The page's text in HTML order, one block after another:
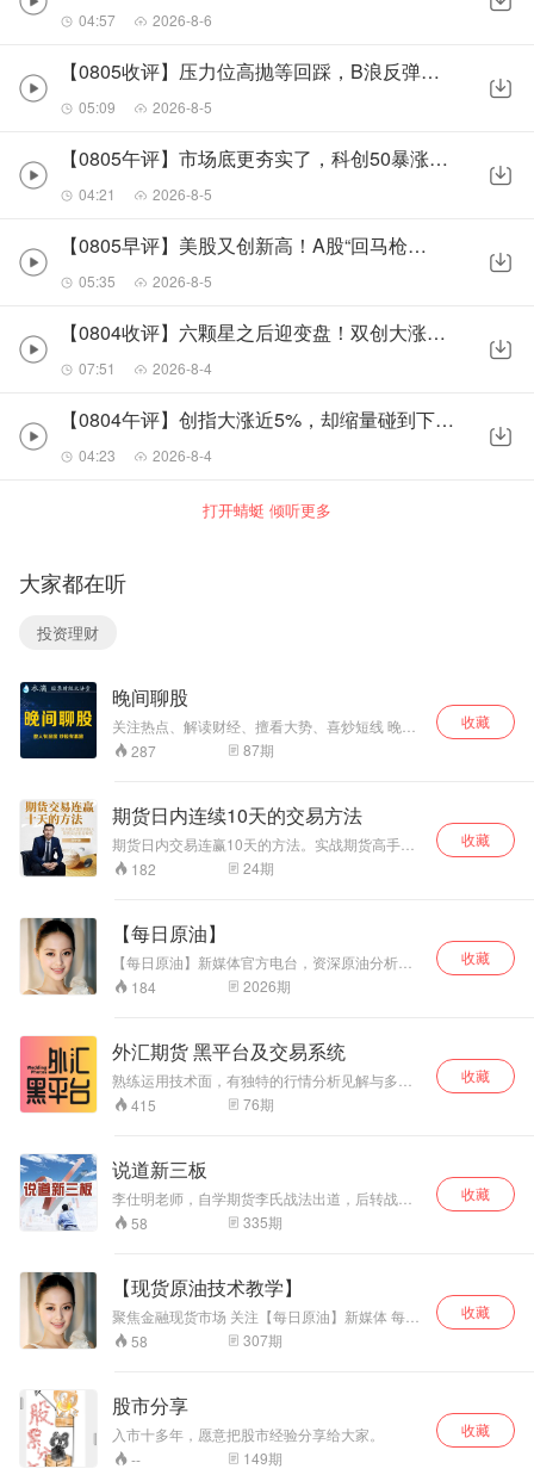
04:57 2026-8-6
【0805收评】压力位高抛等回踩，B浪反弹的时间和空间都还没走完
05:09 2026-8-5
【0805午评】市场底更夯实了，科创50暴涨5%，半导体接棒领涨
04:21 2026-8-5
【0805早评】美股又创新高！A股“回马枪”已到位
05:35 2026-8-5
【0804收评】六颗星之后迎变盘！双创大涨，科技王者归来！
07:51 2026-8-4
【0804午评】创指大涨近5%，却缩量碰到下降压力线！
04:23 2026-8-4
打开蜻蜓 倾听更多
大家都在听
投资理财
晚间聊股
关注热点、解读财经、擅看大势、喜炒短线 晚间
聊股，每日更新，做人有深度，炒股有套路，晚
间聊股，每天教你炒股，每天十分钟，炒股更轻
287 87期
收藏
期货日内连续10天的交易方法
期货日内交易连赢10天的方法。实战期货高手实
战分享，简单易学的期货操盘术。日内交易技
巧。
182 24期
收藏
【每日原油】
【每日原油】新媒体官方电台，资深原油分析师
官方唯一指导Q：2332844304
184 2026期
收藏
外汇期货 黑平台及交易系统
熟练运用技术面，有独特的行情分析见解与多年
实战操盘经验，以技术分析为主，基本面为辅，
结合国际市场走势，多周期操作策略为主打，分
健的收益为基本目标，顺势操作，稳健为主！
415 76期
收藏
说道新三板
李仕明老师，自学期货李氏战法出道，后转战现
货投资行业。有其对行情独到的见解和投资盈利
模式。大家可以在节目中得到他的技术指点和精
需要诊断和指导行情的投资者可以添加上方号
58 335期
收藏
【现货原油技术教学】
聚焦金融现货市场 关注【每日原油】新媒体 每天
为您带来最新的原油资讯、操作建议、交易技巧
官方唯一指导q:2332844304
58 307期
收藏
股市分享
入市十多年，愿意把股市经验分享给大家。
--
149期
收藏